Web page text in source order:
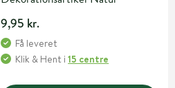
9,95 kr.
Få leveret
Klik & Hent i15 centre